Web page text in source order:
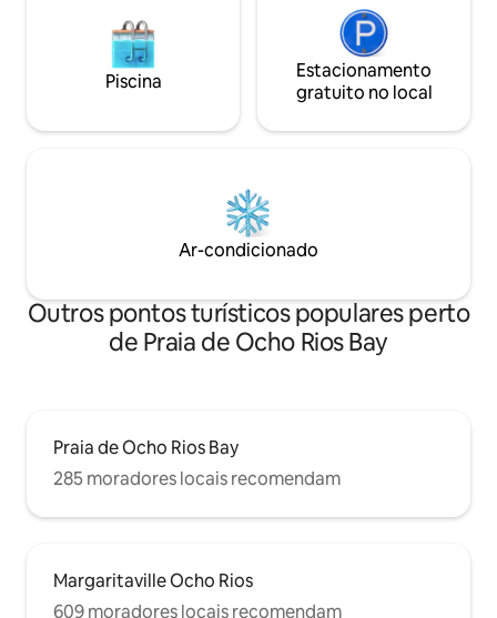
Piscina
Estacionamento
gratuito no local
Ar-condicionado
Outros pontos turísticos populares perto
de Praia de Ocho Rios Bay
Praia de Ocho Rios Bay
285 moradores locais recomendam
Margaritaville Ocho Rios
609 moradores locais recomendam